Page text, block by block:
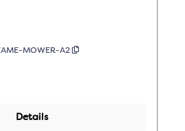
MOWER-A2
Details